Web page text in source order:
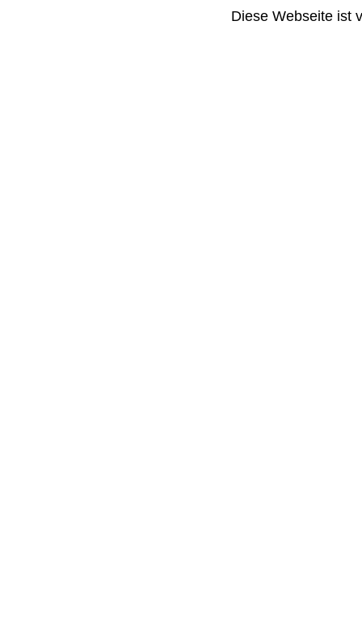
Diese Webseite ist